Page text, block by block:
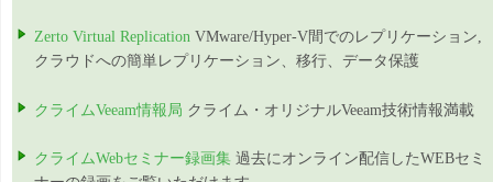
Zerto Virtual Replication VMware/Hyper-V間でのレプリケーション,
クラウドへの簡単レプリケーション、移行、データ保護
クライムVeeam情報局 クライム・オリジナルVeeam技術情報満載
クライムWebセミナー録画集 過去にオンライン配信したWEBセミ